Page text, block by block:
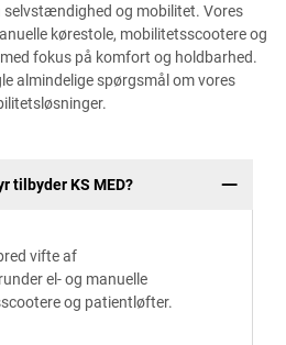
og mobilitet. Vores
kørestole, mobilitetsscootere og
fokus på komfort og holdbarhed.
almindelige spørgsmål om vores
tilbyder KS MED?
vifte af
el- og manuelle
og patientløfter.